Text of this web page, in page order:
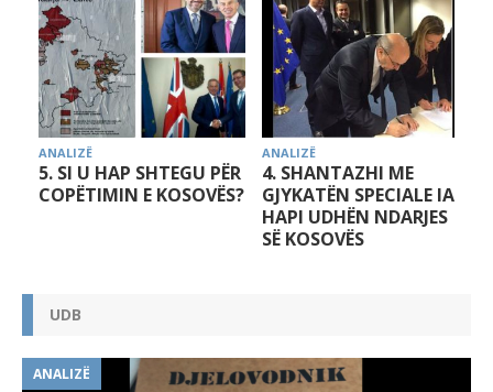
ANALIZË
5. SI U HAP SHTEGU PËR
COPËTIMIN E KOSOVËS?
ANALIZË
4. SHANTAZHI ME
GJYKATËN SPECIALE IA
HAPI UDHËN NDARJES
SË KOSOVËS
UDB
ANALIZË